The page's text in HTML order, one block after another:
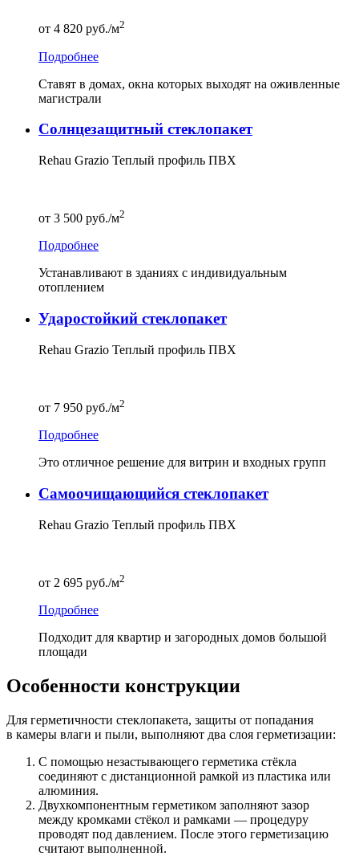
от 4 820 руб./м2
Подробнее
Ставят в домах, окна которых выходят на оживленные
магистрали
Солнцезащитный стеклопакет
Rehau Grazio Теплый профиль ПВХ
от 3 500 руб./м2
Подробнее
Устанавливают в зданиях с индивидуальным
отоплением
Ударостойкий стеклопакет
Rehau Grazio Теплый профиль ПВХ
от 7 950 руб./м2
Подробнее
Это отличное решение для витрин и входных групп
Самоочищающийся стеклопакет
Rehau Grazio Теплый профиль ПВХ
от 2 695 руб./м2
Подробнее
Подходит для квартир и загородных домов большой
площади
Особенности конструкции
Для герметичности стеклопакета, защиты от попадания
в камеры влаги и пыли, выполняют два слоя герметизации:
С помощью незастывающего герметика стёкла
соединяют с дистанционной рамкой из пластика или
алюминия.
Двухкомпонентным герметиком заполняют зазор
между кромками стёкол и рамками — процедуру
проводят под давлением. После этого герметизацию
считают выполненной.